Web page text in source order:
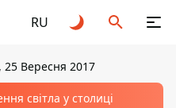
RU
25 Вересня 2017
світла у столиці